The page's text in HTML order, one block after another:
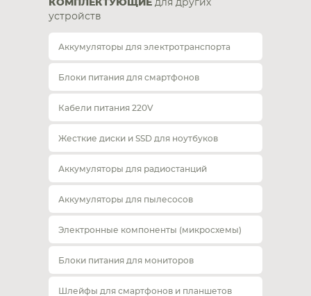
КОМПЛЕКТУЮЩИЕ для других
устройств
Аккумуляторы для электротранспорта
Блоки питания для смартфонов
Кабели питания 220V
Жесткие диски и SSD для ноутбуков
Аккумуляторы для радиостанций
Аккумуляторы для пылесосов
Электронные компоненты (микросхемы)
Блоки питания для мониторов
Шлейфы для смартфонов и планшетов